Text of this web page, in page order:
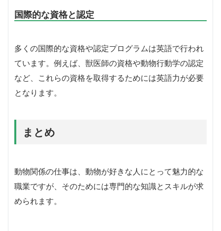
国際的な資格と認定
多くの国際的な資格や認定プログラムは英語で行われ
ています。例えば、獣医師の資格や動物行動学の認定
など、これらの資格を取得するためには英語力が必要
となります。
まとめ
動物関係の仕事は、動物が好きな人にとって魅力的な
職業ですが、そのためには専門的な知識とスキルが求
められます。